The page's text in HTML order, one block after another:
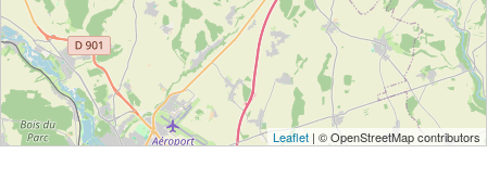
Leaflet | © OpenStreetMap contributors